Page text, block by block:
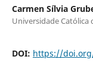
Carmen Sílvia
Universidade Católica
DOI: https://